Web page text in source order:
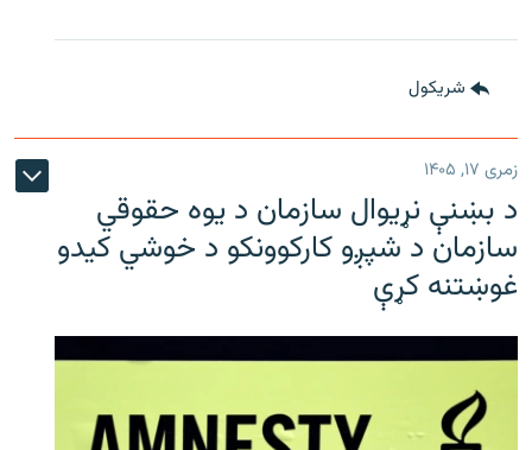
شريکول
زمری ۱۷, ۱۴۰۵
د بښنې نړیوال سازمان د یوه حقوقي
سازمان د شپږو کارکوونکو د خوشي کیدو
غوښتنه کړې